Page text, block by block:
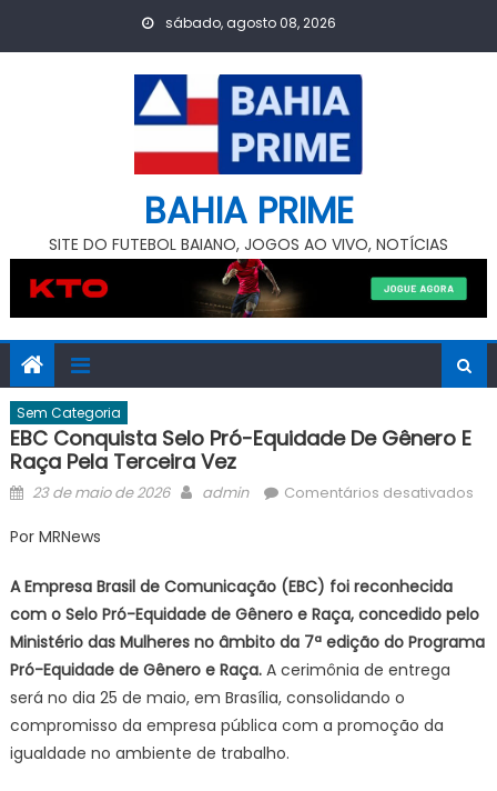
sábado, agosto 08, 2026
BAHIA PRIME
SITE DO FUTEBOL BAIANO, JOGOS AO VIVO, NOTÍCIAS
Sem Categoria
EBC Conquista Selo Pró-Equidade De Gênero E
Raça Pela Terceira Vez
Posted
23 de maio de 2026 Author
admin Comentários desativadosem
de
Por MRNews
A Empresa Brasil de Comunicação (EBC) foi reconhecida
com o Selo Pró-Equidade de Gênero e Raça, concedido pelo
Ministério das Mulheres no âmbito da 7ª edição do Programa
Pró-Equidade de Gênero e Raça. A cerimônia de entrega
será no dia 25 de maio, em Brasília, consolidando o
compromisso da empresa pública com a promoção da
igualdade no ambiente de trabalho.